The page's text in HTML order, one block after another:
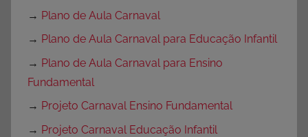
→ Plano de Aula Carnaval
→ Plano de Aula Carnaval para Educação Infantil
→ Plano de Aula Carnaval para Ensino
Fundamental
→ Projeto Carnaval Ensino Fundamental
→ Projeto Carnaval Educação Infantil